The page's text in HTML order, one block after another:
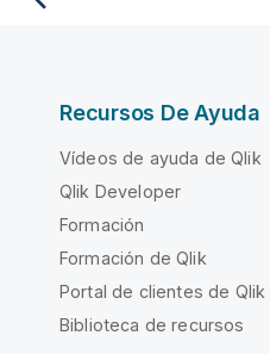
Recursos De Ayuda
Vídeos de ayuda de Qlik
Qlik Developer
Formación
Formación de Qlik
Portal de clientes de Qlik
Biblioteca de recursos